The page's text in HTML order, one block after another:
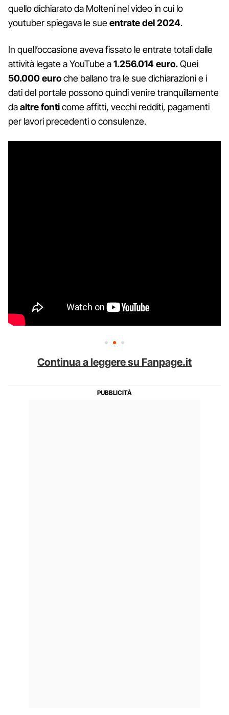
quello dichiarato da Molteni nel video in cui lo
youtuber spiegava le sueentrate del 2024.
In quell’occasione aveva fissato le entrate totali dalle
attività legate a YouTube a1.256.014 euro.Quei
50.000 euroche ballano tra le sue dichiarazioni e i
dati del portale possono quindi venire tranquillamente
daaltre fonticome affitti, vecchi redditi, pagamenti
per lavori precedenti o consulenze.
Continua a leggere su Fanpage.it